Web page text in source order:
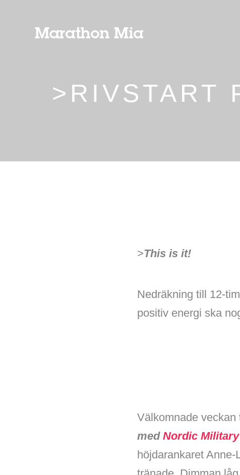
>RIVSTART
>This is it!
Nedräkning till 12-
positiv energi ska
Välkomnade
med Nordic
höjdarankaret